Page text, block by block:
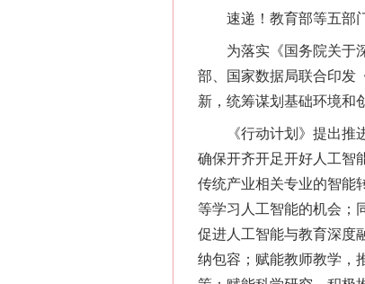
速递！教育部等五部门
为落实《国务院关于深
部、国家数据局联合印发
新，统筹谋划基础环境
《行动计划》提出推进“
确保开齐开足开好人工智
传统产业相关专业的智能
等学习人工智能的机会；
促进人工智能与教育深度
纳包容；赋能教师教学，